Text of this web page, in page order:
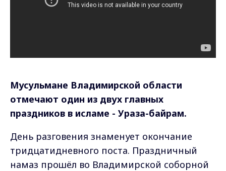
Мусульмане Владимирской области
отмечают один из двух главных
праздников в исламе - Ураза-байрам.
День разговения знаменует окончание
тридцатидневного поста. Праздничный
намаз прошёл во Владимирской соборной